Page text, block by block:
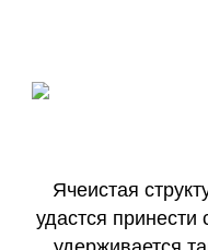
Ячеистая
удастся